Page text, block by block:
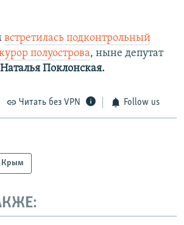
встретилась подконтрольный
полуострова, ныне депутат
Наталья Поклонская.
Читать без VPN Follow us
Крым